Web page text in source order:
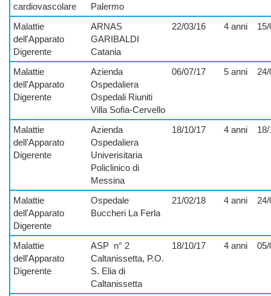
cardiovascolare
Palermo
Malattie
dell'Apparato
Digerente
ARNAS
GARIBALDI
Catania
22/03/16 4 anni
Malattie
dell'Apparato
Digerente
Azienda
Ospedaliera
Ospedali Riuniti
Villa Sofia-Cervello
06/07/17 5 anni 24/
Malattie
dell'Apparato
Digerente
Azienda
Ospedaliera
Univerisitaria
Policlinico di
Messina
18/10/17 4 anni
Malattie
dell'Apparato
Digerente
Ospedale
Buccheri La Ferla
21/02/18 4 anni 24/
Malattie
dell'Apparato
Digerente
ASP n° 2
Caltanissetta, P.O.
S. Elia di
Caltanissetta
18/10/17 4 anni 05/